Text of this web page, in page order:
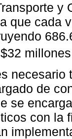
y
que cada
necesario
de
se
con la